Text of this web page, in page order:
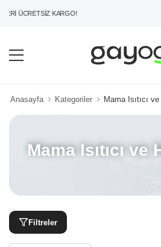
ÜCRETSİZ KARGO!
Anasayfa Kategoriler Mama Isıtıcı ve
Mama Isıtıcı ve
Filtreler